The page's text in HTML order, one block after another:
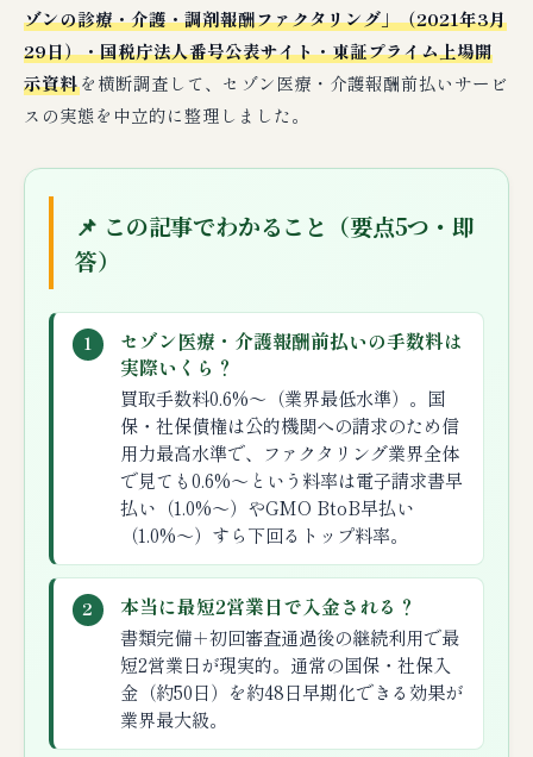
ゾンの診療・介護・調剤報酬ファクタリング」（2021年3月
29日）・国税庁法人番号公表サイト・東証プライム上場開
示資料を横断調査して、セゾン医療・介護報酬前払いサービ
スの実態を中立的に整理しました。
📌 この記事でわかること（要点5つ・即
答）
1
セゾン医療・介護報酬前払いの手数料は
実際いくら？
買取手数料0.6%〜（業界最低水準）。国
保・社保債権は公的機関への請求のため信
用力最高水準で、ファクタリング業界全体
で見ても0.6%〜という料率は電子請求書早
払い（1.0%〜）やGMO BtoB早払い
（1.0%〜）すら下回るトップ料率。
2 本当に最短2営業日で入金される？
書類完備＋初回審査通過後の継続利用で最
短2営業日が現実的。通常の国保・社保入
金（約50日）を約48日早期化できる効果が
業界最大級。